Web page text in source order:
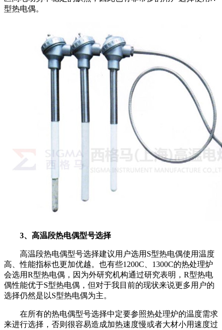
型热电偶。
3、高温段热电偶型号选择
高温段热电偶型号选择建议用户选用 S型热电偶使用温度
高、性能指标也更加优越。也有些1200C 1300C的热处理炉
会选用R型热电偶，因为外研究机构通过研究表明， R型热电
偶性能优于S型热电偶，但对于我目前的现状来说更多用户的
选择仍然是以S型热电偶为主。
在所有的热电偶型号选择中定要参照热处理炉的温度需求
来进行选择，否则很容易造成加热速度慢或者大材小用速度过